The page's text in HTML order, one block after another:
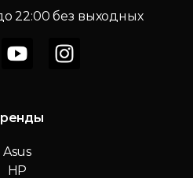
22:00 без выходных
Asus
HP